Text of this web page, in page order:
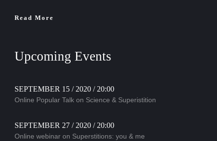
Read More
Upcoming Events
SEPTEMBER 15 / 2020 / 20:00
Online Popular Talk on Science & Superistition
SEPTEMBER 27 / 2020 / 20:00
Online webinar on Superstitions: you & me